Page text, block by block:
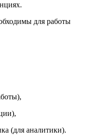
для работы
(для аналитики).